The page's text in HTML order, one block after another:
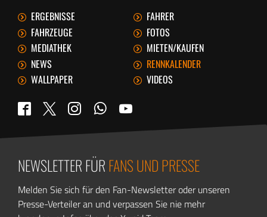
ERGEBNISSE
FAHRER
FAHRZEUGE
FOTOS
MEDIATHEK
MIETEN/KAUFEN
NEWS
RENNKALENDER
WALLPAPER
VIDEOS
Facebook
Twitter Instagram
WhatsApp
NEWSLETTER FÜRFANS UND PRESSE
Melden Sie sich für den Fan-Newsletter oder unseren
Presse-Verteiler an und verpassen Sie nie mehr